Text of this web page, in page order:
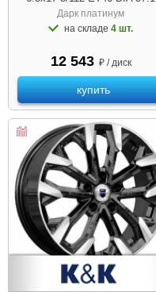
Дарк платинум
на складе 4 шт.
12 543 ₽ / диск
купить